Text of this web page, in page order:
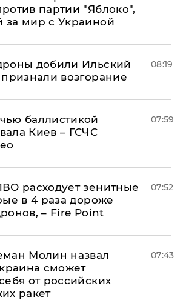
партии "Яблоко",
за мир с Украиной
добили Ильский
возгорание
08:19
баллистикой
Киев – ГСЧС
07:59
расходует зенитные
в 4 раза дороже
– Fire Point
07:52
Молин назвал
сможет
от российских
ракет
07:43